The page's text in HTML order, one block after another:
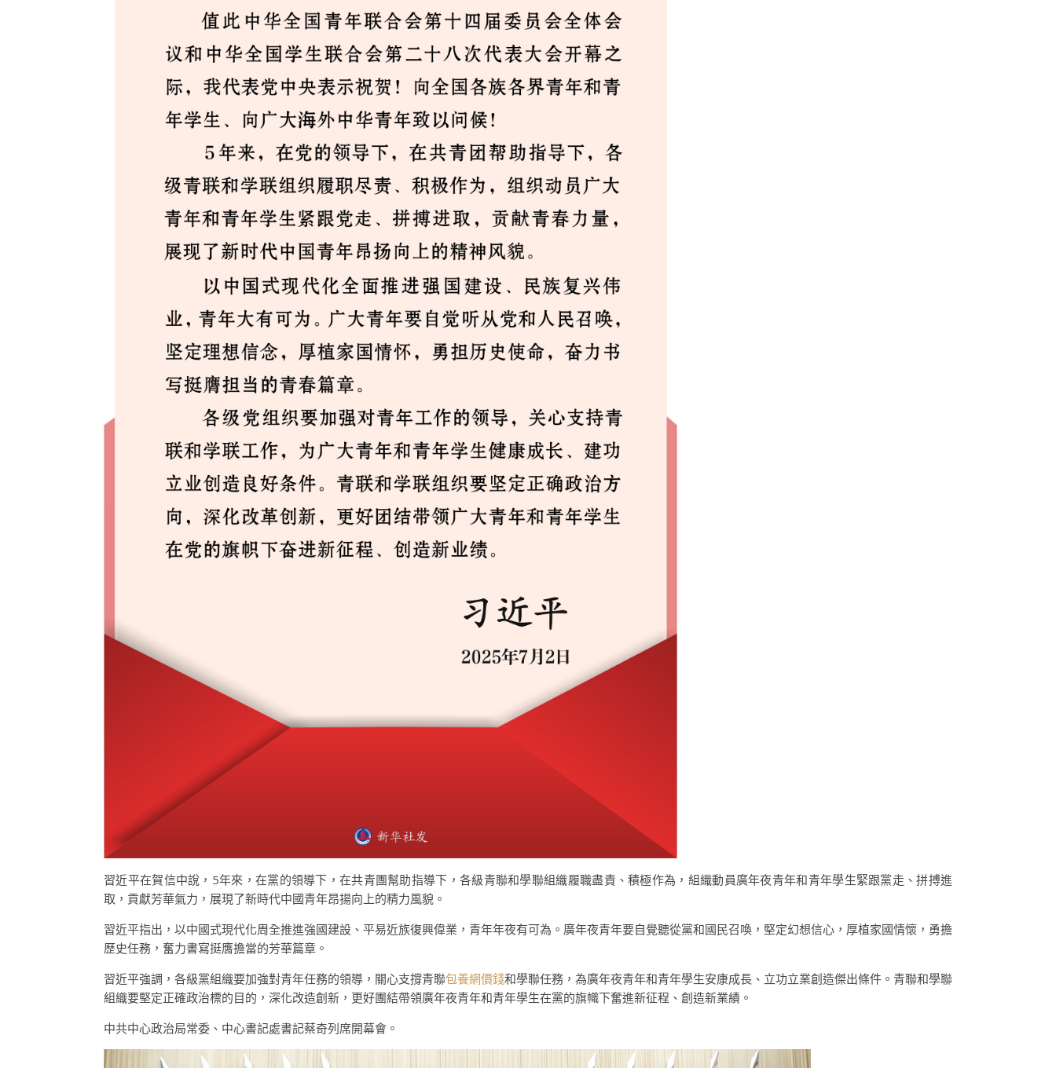
習近平在賀信中說，5年來，在黨的領導下，在共青團幫助指導下，各級青聯和學聯組織履職盡責、積極作為，組織動員廣年夜青年和青年學生緊跟黨走、拼搏進
取，貢獻芳華氣力，展現了新時代中國青年昂揚向上的精力風貌。
習近平指出，以中國式現代化周全推進強國建設、平易近族復興偉業，青年年夜有可為。廣年夜青年要自覺聽從黨和國民召喚，堅定幻想信心，厚植家國情懷，勇擔
歷史任務，奮力書寫挺膺擔當的芳華篇章。
習近平強調，各級黨組織要加強對青年任務的領導，關心支撐青聯包養網價錢和學聯任務，為廣年夜青年和青年學生安康成長、立功立業創造傑出條件。青聯和學聯
組織要堅定正確政治標的目的，深化改造創新，更好團結帶領廣年夜青年和青年學生在黨的旗幟下奮進新征程、創造新業績。
中共中心政治局常委、中心書記處書記蔡奇列席開幕會。